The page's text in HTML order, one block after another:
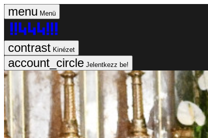
Menü
Kinézet
Jelentkezz be!